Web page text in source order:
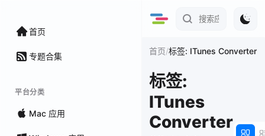
首页
专题合集
平台分类
Mac 应用
首页/标签: ITunes Converter
标签:
ITunes
Converter